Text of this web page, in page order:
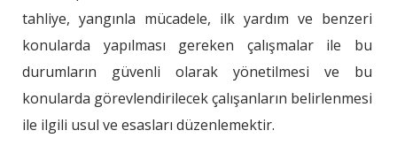
tahliye, yangınla mücadele, ilk yardım ve benzeri
konularda yapılması gereken çalışmalar ile bu
durumların güvenli olarak yönetilmesi ve bu
konularda görevlendirilecek çalışanların belirlenmesi
ile ilgili usul ve esasları düzenlemektir.